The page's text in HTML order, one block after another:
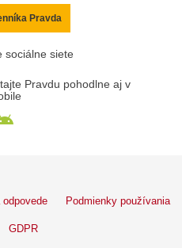
Pravda
sociálne siete
Pravdu pohodlne aj v
Podmienky používania
GDPR